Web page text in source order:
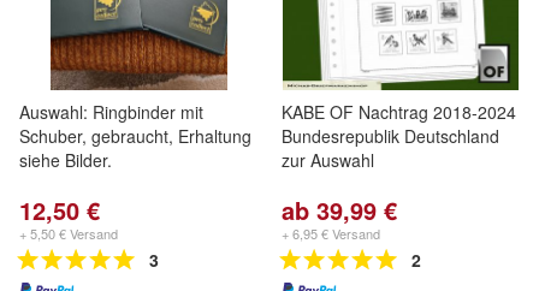
Auswahl: Ringbinder mit
Schuber, gebraucht, Erhaltung
siehe Bilder.
12,50 €
+ 5,50 € Versand
3
KABE OF Nachtrag 2018-2024
Bundesrepublik Deutschland
zur Auswahl
ab 39,99 €
+ 6,95 € Versand
2